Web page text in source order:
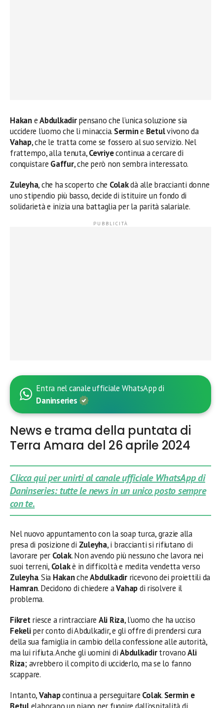
HakaneAbdulkadirpensano che l’unica soluzione sia
uccidere l’uomo che li minaccia. Sermine Betulvivono da
Vahap, che le tratta come se fossero al suo servizio. Nel
frattempo, alla tenuta,Cevriyecontinua a cercare di
conquistare Gaffur, che però non sembra interessato.
Zuleyha, che ha scoperto che Colakdà alle braccianti donne
uno stipendio più basso, decide di istituire un fondo di
solidarietà e inizia una battaglia per la parità salariale.
Entra nel canale ufficiale WhatsApp di
Daninseries
News e trama della puntata di
Terra Amara del 26 aprile 2024
Clicca qui per unirti al canale ufficiale WhatsApp di
Daninseries: tutte le news in un unico posto sempre
con te.
Nel nuovo appuntamento con la soap turca, grazie alla
presa di posizione di Zuleyha, i braccianti si rifiutano di
lavorare per Colak. Non avendo più nessuno che lavora nei
suoi terreni, Colakè in difficoltà e medita vendetta verso
Zuleyha. Sia HakancheAbdulkadirricevono dei proiettili da
Hamran. Decidono di chiedere aVahapdi risolvere il
problema.
Fikretriesce a rintracciare Ali Riza, l’uomo che ha ucciso
Fekeliper conto di Abdulkadir, e gli offre di prendersi cura
della sua famiglia in cambio della confessione alle autorità,
ma lui rifiuta. Anche gli uomini diAbdulkadirtrovanoAli
Riza; avrebbero il compito di ucciderlo, ma se lo fanno
scappare.
Intanto,Vahapcontinua a perseguitare Colak. Sermin e
Betul elaborano un piano per fuggire dall’ospitalità di